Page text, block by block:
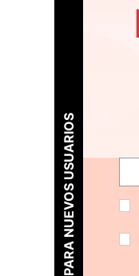
PARA NUEVOS USUARIOS